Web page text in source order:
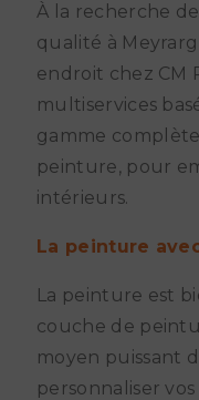
À la recherche
qualité à
endroit chez CM
multiservices
gamme
peinture, pour
intérieurs.
La peinture
La peinture est
couche de
moyen puissant
personnaliser vos